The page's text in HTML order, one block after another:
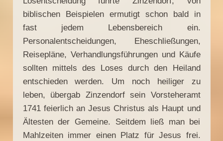
biblischen Beispielen ermutigt schon bald in
fast jedem Lebensbereich ein.
Personalentscheidungen, Eheschließungen,
Reisepläne, Verhandlungsführungen und Käufe
sollten mittels des Loses durch den Heiland
entschieden werden. Um noch heiliger zu
leben, übergab Zinzendorf sein Vorsteheramt
1741 feierlich an Jesus Christus als Haupt und
Ältesten der Gemeine. Seitdem ließ man bei
Mahlzeiten immer einen Platz für Jesus frei.